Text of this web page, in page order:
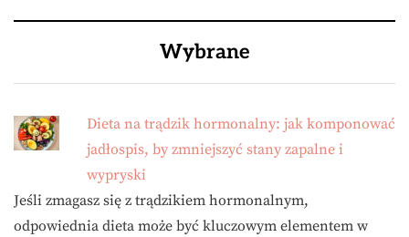
Wybrane
Dieta na trądzik hormonalny: jak komponować
jadłospis, by zmniejszyć stany zapalne i
wypryski
Jeśli zmagasz się z trądzikiem hormonalnym,
odpowiednia dieta może być kluczowym elementem w